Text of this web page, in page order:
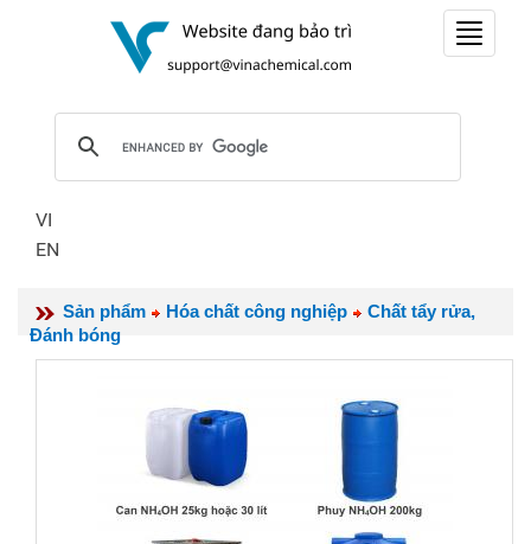
Toggle
VI
EN
Sản phẩm Hóa chất công nghiệp
Chất tẩy rửa,
Đánh bóng